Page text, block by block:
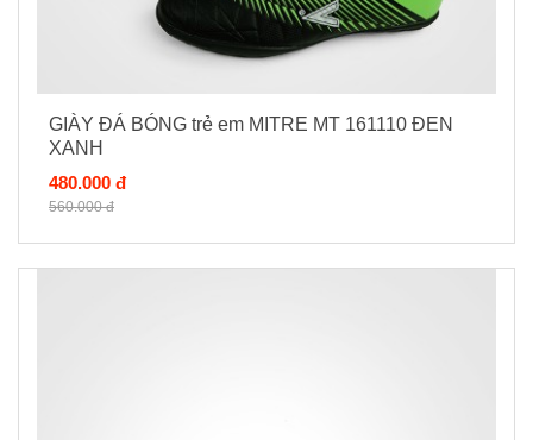
GIÀY ĐÁ BÓNG trẻ em MITRE MT 161110 ĐEN
XANH
480.000 đ
560.000 đ